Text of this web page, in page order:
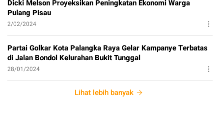
Dicki Melson Proyeksikan Peningkatan Ekonomi Warga
Pulang Pisau
2/02/2024
Partai Golkar Kota Palangka Raya Gelar Kampanye Terbatas
di Jalan Bondol Kelurahan Bukit Tunggal
28/01/2024
Lihat lebih banyak